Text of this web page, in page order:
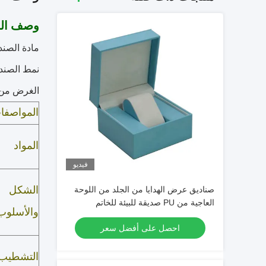
فيديو
صناديق عرض الهدايا من الجلد من اللوحة
العاجية من PU صديقة للبيئة للخاتم
مجوهرات ساعة محفظة
احصل على أفضل سعر
وصف
مادة
نمط
الغرض من
المواد
الشكل